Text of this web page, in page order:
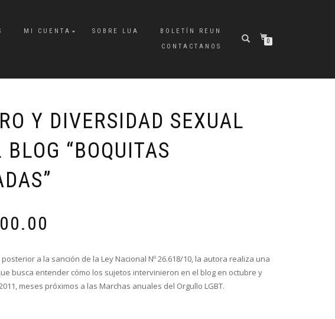
MI CUENTA SOBRE LUA
BOLETÍN REUN
CONTACTANOS
0
Y DIVERSIDAD SEXUAL
BLOG “BOQUITAS
a la sanción de la Ley Nacional Nº 26.618/10, la autora realiza una
busca entender cómo los sujetos intervinieron en el blog en octubre y
meses próximos a las Marchas anuales del Orgullo LGBT.